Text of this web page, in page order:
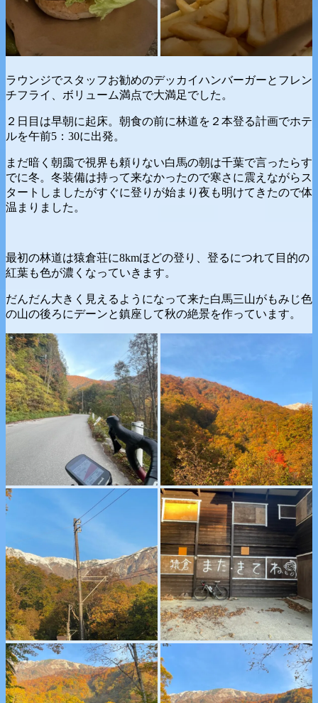
ラウンジでスタッフお勧めのデッカイハンバーガーとフレン
チフライ、ボリューム満点で大満足でした。
２日目は早朝に起床。朝食の前に林道を２本登る計画でホテ
ルを午前5：30に出発。
まだ暗く朝靄で視界も頼りない白馬の朝は千葉で言ったらす
でに冬。冬装備は持って来なかったので寒さに震えながらス
タートしましたがすぐに登りが始まり夜も明けてきたので体
温まりました。
最初の林道は猿倉荘に8kmほどの登り、登るにつれて目的の
紅葉も色が濃くなっていきます。
だんだん大きく見えるようになって来た白馬三山がもみじ色
の山の後ろにデーンと鎮座して秋の絶景を作っています。